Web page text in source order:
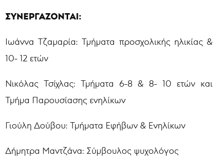
ΣΥΝΕΡΓΑΖΟΝΤΑΙ:
Ιωάννα Τζαμαρία: Τμήματα προσχολικής ηλικίας &
10- 12 ετών
Νικόλας Τσίχλας: Τμήματα 6-8 & 8- 10 ετών και
Τμήμα Παρουσίασης ενηλίκων
Γιούλη Δούβου: Τμήματα Εφήβων & Ενηλίκων
Δήμητρα Μαντζάνα: Σύμβουλος ψυχολόγος